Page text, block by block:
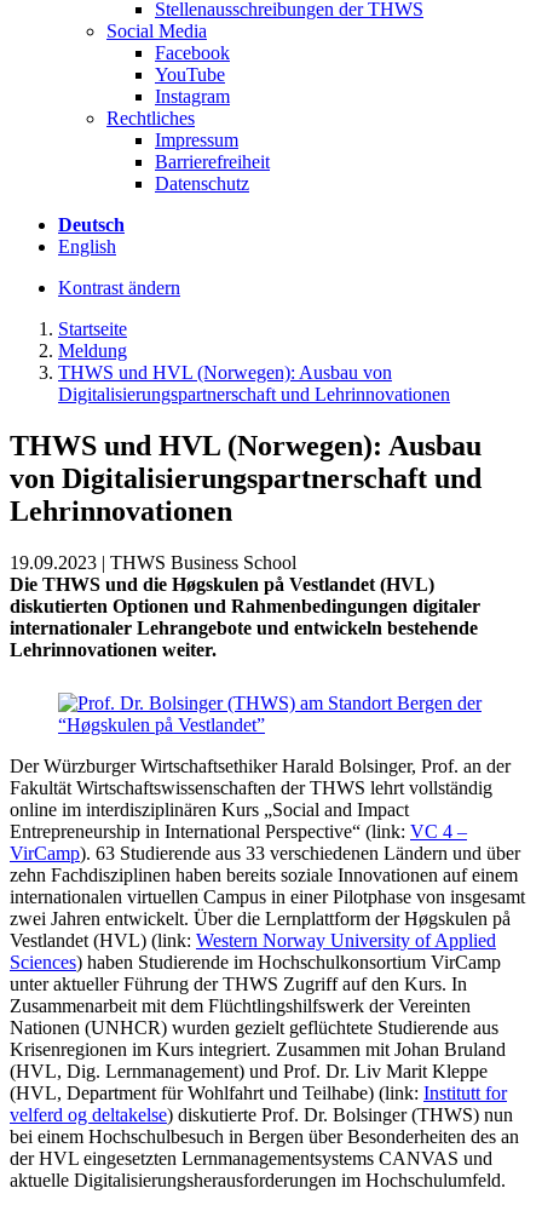
Stellenausschreibungen der THWS
Social Media
Facebook
YouTube
Instagram
Rechtliches
Impressum
Barrierefreiheit
Datenschutz
Deutsch
English
Kontrast ändern
Startseite
Meldung
THWS und HVL (Norwegen): Ausbau von
Digitalisierungspartnerschaft und Lehrinnovationen
THWS und HVL (Norwegen): Ausbau
von Digitalisierungspartnerschaft und
Lehrinnovationen
19.09.2023 | THWS Business School
Die THWS und die Høgskulen på Vestlandet (HVL)
diskutierten Optionen und Rahmenbedingungen digitaler
internationaler Lehrangebote und entwickeln bestehende
Lehrinnovationen weiter.
Der Würzburger Wirtschaftsethiker Harald Bolsinger, Prof. an der
Fakultät Wirtschaftswissenschaften der THWS lehrt vollständig
online im interdisziplinären Kurs „Social and Impact
Entrepreneurship in International Perspective“ (link: VC 4 –
VirCamp). 63 Studierende aus 33 verschiedenen Ländern und über
zehn Fachdisziplinen haben bereits soziale Innovationen auf einem
internationalen virtuellen Campus in einer Pilotphase von insgesamt
zwei Jahren entwickelt. Über die Lernplattform der Høgskulen på
Vestlandet (HVL) (link: Western Norway University of Applied
Sciences) haben Studierende im Hochschulkonsortium VirCamp
unter aktueller Führung der THWS Zugriff auf den Kurs. In
Zusammenarbeit mit dem Flüchtlingshilfswerk der Vereinten
Nationen (UNHCR) wurden gezielt geflüchtete Studierende aus
Krisenregionen im Kurs integriert. Zusammen mit Johan Bruland
(HVL, Dig. Lernmanagement) und Prof. Dr. Liv Marit Kleppe
(HVL, Department für Wohlfahrt und Teilhabe) (link: Institutt for
velferd og deltakelse) diskutierte Prof. Dr. Bolsinger (THWS) nun
bei einem Hochschulbesuch in Bergen über Besonderheiten des an
der HVL eingesetzten Lernmanagementsystems CANVAS und
aktuelle Digitalisierungsherausforderungen im Hochschulumfeld.